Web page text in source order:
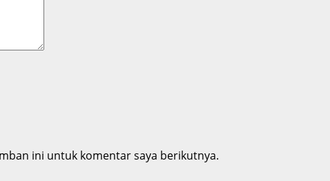
ini untuk komentar saya berikutnya.